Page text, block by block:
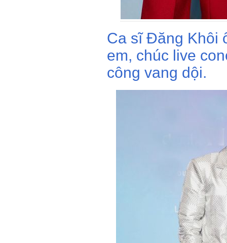
Ca sĩ Đăng Khôi
em, chúc live
công vang dội.